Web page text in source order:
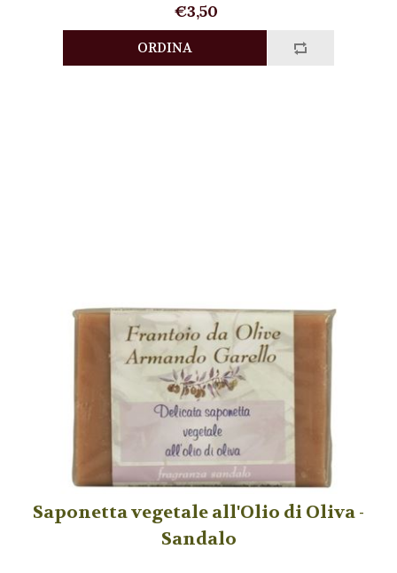
€3,50
Saponetta vegetale all'Olio di Oliva -
Sandalo